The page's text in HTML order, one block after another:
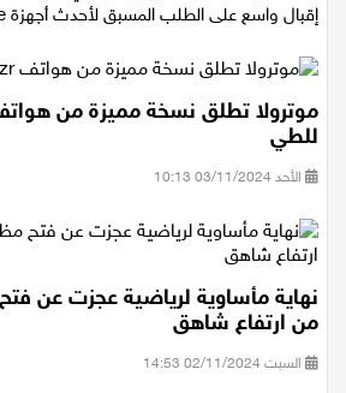
إقبال واسع على الطلب المسبق لأحدث أجهزة Apple،
للطي
الأحد 03/11/2024 10:13
نهاية مأساوية لرياضية عجزت عن
من ارتفاع شاهق
السبت 02/11/2024 14:53